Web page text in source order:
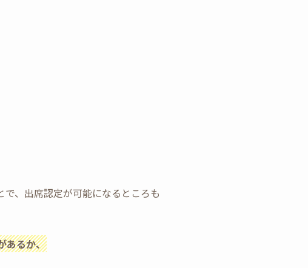
、出席認定が可能になるところも
あるか、